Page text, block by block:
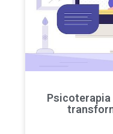
Psicoterapia